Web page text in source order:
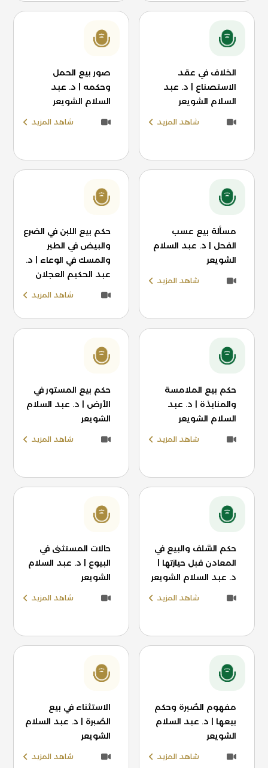
الخلاف في عقد
الاستصناع | د. عبد
السلام الشويعر
شاهد المزيد
صور بيع الحمل
وحكمه | د. عبد
السلام الشويعر
شاهد المزيد
مسألة بيع عسب
الفحل | د. عبد السلام
الشويعر
شاهد المزيد
حكم بيع اللبن في الضرع
والبيض في الطير
والمسك في الوعاء | د.
عبد الحكيم العجلان
شاهد المزيد
حكم بيع الملامسة
والمنابذة | د. عبد
السلام الشويعر
شاهد المزيد
حكم بيع المستور في
الأرض | د. عبد السلام
الشويعر
شاهد المزيد
حكم السَّلف والبيع في
المعادن قبل حيازتها |
د. عبد السلام الشويعر
شاهد المزيد
حالات المستثنى في
البيوع | د. عبد السلام
الشويعر
شاهد المزيد
مفهوم الصُبرة وحكم
بيعها | د. عبد السلام
الشويعر
شاهد المزيد
الاستثناء في بيع
الصُبرة | د. عبد السلام
الشويعر
شاهد المزيد